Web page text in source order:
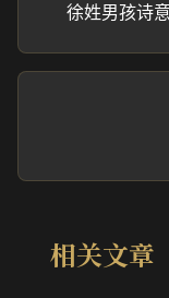
徐姓男孩诗
相关文章